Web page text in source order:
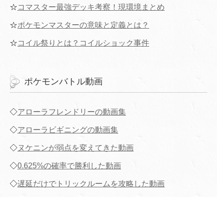
☆コマスター最強デッキ考察！現環境まとめ
☆ポケモンマスターの意味と定義とは？
☆コイル祭りとは？コイルショック事件
ポケモンバトル動画
◇アローラフレンドリーの動画集
◇アローラビギニングの動画集
◇ヌケニンが弱点を変えてきた動画
◇0.625%の確率で勝利した動画
◇遅延だけでトリックルームを攻略した動画